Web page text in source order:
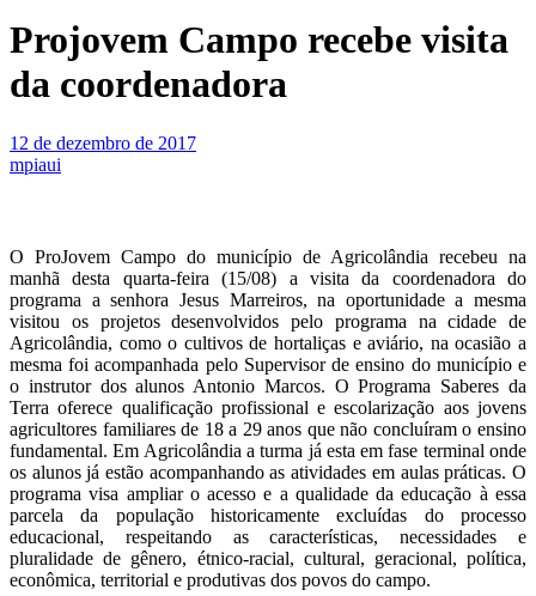
Projovem Campo recebe visita
da coordenadora
12 de dezembro de 2017
mpiaui
O ProJovem Campo do município de Agricolândia recebeu na
manhã desta quarta-feira (15/08) a visita da coordenadora do
programa a senhora Jesus Marreiros, na oportunidade a mesma
visitou os projetos desenvolvidos pelo programa na cidade de
Agricolândia, como o cultivos de hortaliças e aviário, na ocasião a
mesma foi acompanhada pelo Supervisor de ensino do município e
o instrutor dos alunos Antonio Marcos. O Programa Saberes da
Terra oferece qualificação profissional e escolarização aos jovens
agricultores familiares de 18 a 29 anos que não concluíram o ensino
fundamental. Em Agricolândia a turma já esta em fase terminal onde
os alunos já estão acompanhando as atividades em aulas práticas. O
programa visa ampliar o acesso e a qualidade da educação à essa
parcela da população historicamente excluídas do processo
educacional, respeitando as características, necessidades e
pluralidade de gênero, étnico-racial, cultural, geracional, política,
econômica, territorial e produtivas dos povos do campo.